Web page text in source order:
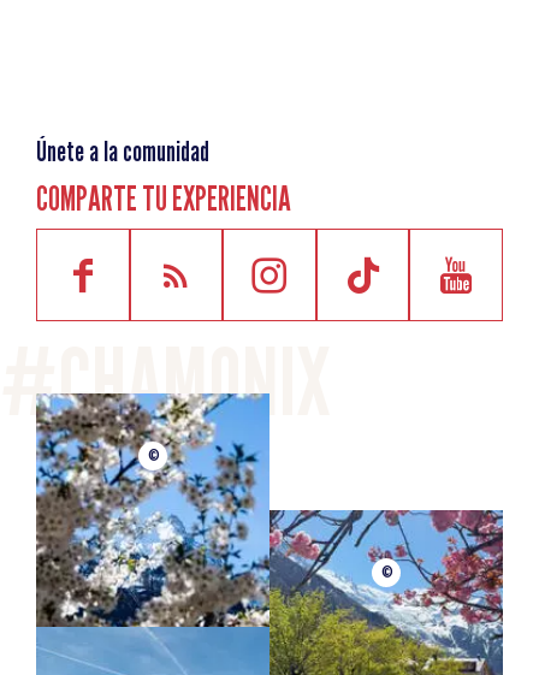
Únete a la comunidad
COMPARTE TU EXPERIENCIA
©
©